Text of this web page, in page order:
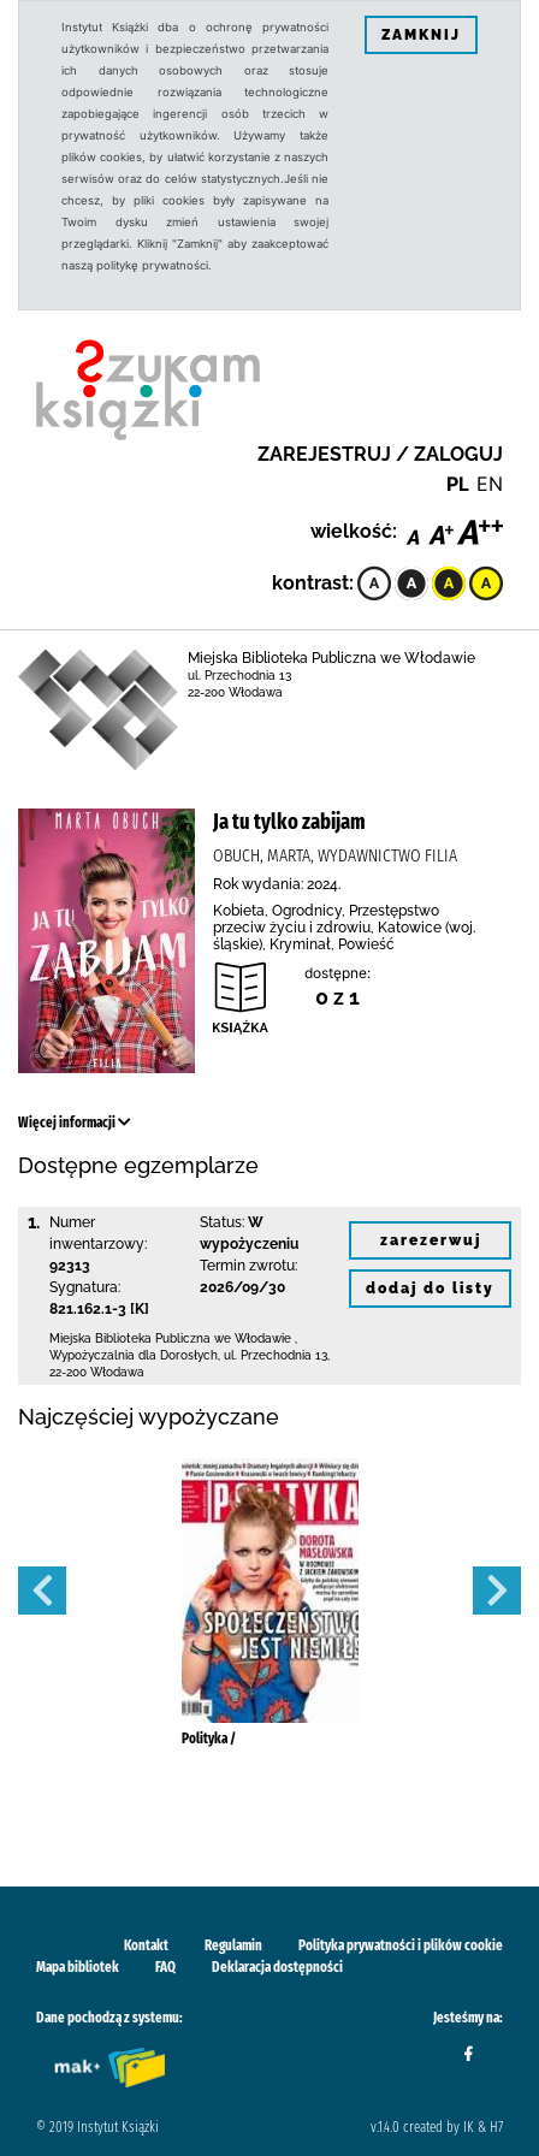
Instytut Książki dba o ochronę prywatności
użytkowników i bezpieczeństwo przetwarzania
ich danych osobowych oraz stosuje
odpowiednie rozwiązania technologiczne
zapobiegające ingerencji osób trzecich w
prywatność użytkowników. Używamy także
plików cookies, by ułatwić korzystanie z naszych
serwisów oraz do celów statystycznych.Jeśli nie
chcesz, by pliki cookies były zapisywane na
Twoim dysku zmień ustawienia swojej
przeglądarki. Kliknij "Zamknij" aby zaakceptować
naszą politykę prywatności.
ZAMKNIJ
ZAREJESTRUJ / ZALOGUJ
PL EN
wielkość:
kontrast:
Miejska Biblioteka Publiczna we Włodawie
ul. Przechodnia 13
22-200 Włodawa
Ja tu tylko zabijam
OBUCH, MARTA, WYDAWNICTWO FILIA
Rok wydania: 2024.
Kobieta, Ogrodnicy, Przestępstwo
przeciw życiu i zdrowiu, Katowice (woj.
śląskie), Kryminał, Powieść
dostępne:
0 z 1
Więcej informacji
Dostępne egzemplarze
1.
Numer
inwentarzowy:
92313
Sygnatura:
821.162.1-3 [K]
Status: W
wypożyczeniu
Termin zwrotu:
2026/09/30
Miejska Biblioteka Publiczna we Włodawie
Wypożyczalnia dla Dorosłych, ul. Przechodnia 13
22-200 Włodawa
zarezerwuj
dodaj do listy
Najczęściej wypożyczane
Polityka /
Kontakt Regulamin
Polityka prywatności i plików cookie
Mapa bibliotek
FAQ Deklaracja dostępności
Dane pochodzą z systemu: Jesteśmy na:
© 2019 Instytut Książki v.1.4.0 created by IK & H7